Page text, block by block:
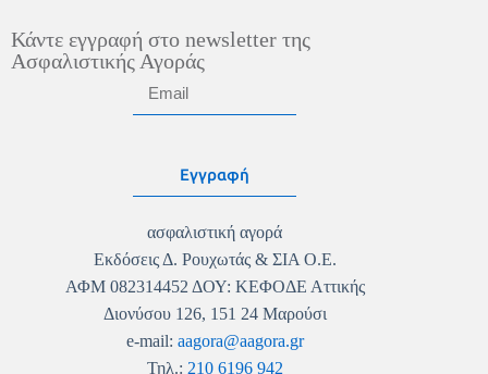
Κάντε εγγραφή στο newsletter της
Ασφαλιστικής Αγοράς
Εγγραφή
ασφαλιστική αγορά
Εκδόσεις Δ. Ρουχωτάς & ΣΙΑ Ο.Ε.
ΑΦΜ 082314452 ΔΟΥ: ΚΕΦΟΔΕ Αττικής
Διονύσου 126, 151 24 Μαρούσι
e-mail: aagora@aagora.gr
Τηλ.: 210 6196 942